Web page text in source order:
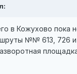
в Кожухово
№№ 613, 726 и